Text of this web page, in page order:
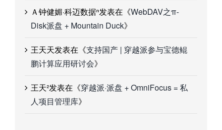
Ａ钟健媚·科迈数据ⁿ发表在《WebDAV之π-
Disk派盘 + Mountain Duck》
王天天发表在《支持国产 | 穿越派参与宝德鲲
鹏计算应用研讨会》
王天²发表在《穿越派·派盘 + OmniFocus = 私
人项目管理库》